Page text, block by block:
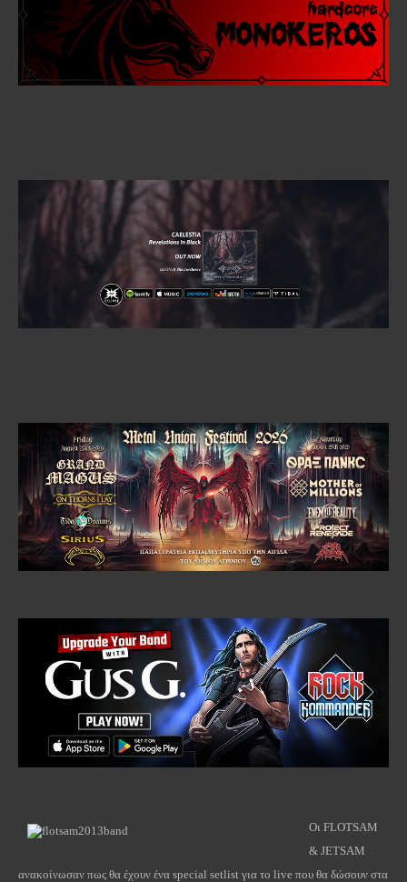
Οι FLOTSAM
& JETSAM
ανακοίνωσαν πως θα έχουν ένα special setlist για το live που θα δώσουν στα